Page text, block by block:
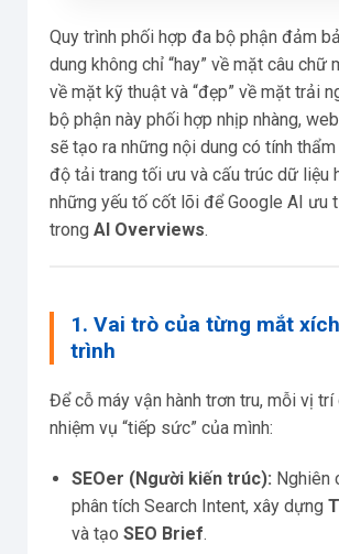
Quy trình phối hợp đa bộ phận đảm
dung không chỉ “hay” về mặt câu chữ
về mặt kỹ thuật và “đẹp” về mặt trải
bộ phận này phối hợp nhịp nhàng,
sẽ tạo ra những nội dung có tính
độ tải trang tối ưu và cấu trúc dữ liệu
những yếu tố cốt lõi để Google AI ưu
trong AI Overviews.
1. Vai trò của từng mắt
trình
Để cỗ máy vận hành trơn tru, mỗi vị trí
nhiệm vụ “tiếp sức” của mình:
SEOer (Người kiến trúc): Nghiên
phân tích Search Intent, xây dựng
và tạo SEO Brief.